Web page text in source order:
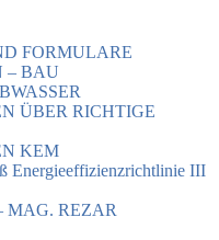
FORMULARE
– BAU
ÜBER RICHTIGE
KEM
Energieeffizienzrichtlinie III
MAG. REZAR